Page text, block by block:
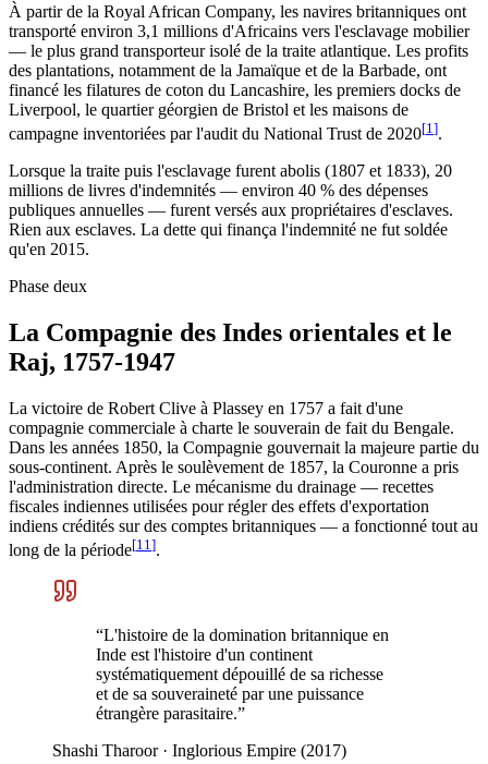
À partir de la Royal African Company, les navires britanniques ont
transporté environ 3,1 millions d'Africains vers l'esclavage mobilier
— le plus grand transporteur isolé de la traite atlantique. Les profits
des plantations, notamment de la Jamaïque et de la Barbade, ont
financé les filatures de coton du Lancashire, les premiers docks de
Liverpool, le quartier géorgien de Bristol et les maisons de
campagne inventoriées par l'audit du National Trust de 2020[1 ].
Lorsque la traite puis l'esclavage furent abolis (1807 et 1833), 20
millions de livres d'indemnités — environ 40 % des dépenses
publiques annuelles — furent versés aux propriétaires d'esclaves.
Rien aux esclaves. La dette qui finança l'indemnité ne fut soldée
qu'en 2015.
Phase deux
La Compagnie des Indes orientales et le
Raj, 1757-1947
La victoire de Robert Clive à Plassey en 1757 a fait d'une
compagnie commerciale à charte le souverain de fait du Bengale.
Dans les années 1850, la Compagnie gouvernait la majeure partie du
sous-continent. Après le soulèvement de 1857, la Couronne a pris
l'administration directe. Le mécanisme du drainage — recettes
fiscales indiennes utilisées pour régler des effets d'exportation
indiens crédités sur des comptes britanniques — a fonctionné tout au
long de la période[11 ].
“L'histoire de la domination britannique en
Inde est l'histoire d'un continent
systématiquement dépouillé de sa richesse
et de sa souveraineté par une puissance
étrangère parasitaire.”
Shashi Tharoor· Inglorious Empire (2017)